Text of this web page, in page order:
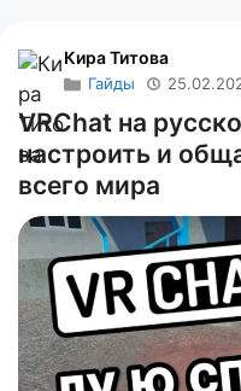
Кира Титова
Гайды
VRChat на
настроить и
всего мира